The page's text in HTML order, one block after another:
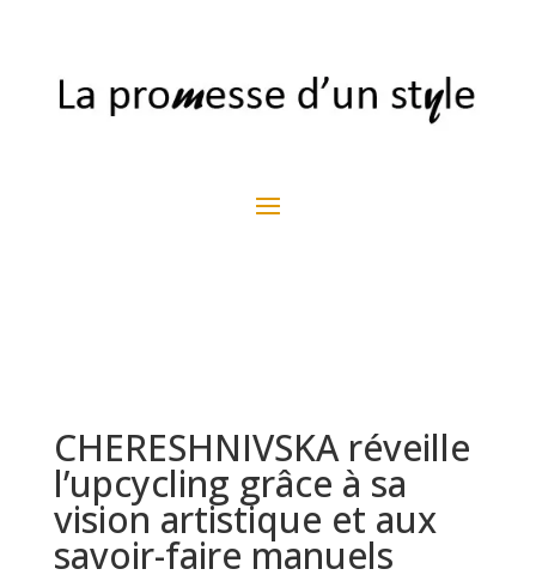
CHERESHNIVSKA réveille
l’upcycling grâce à sa
vision artistique et aux
savoir-faire manuels